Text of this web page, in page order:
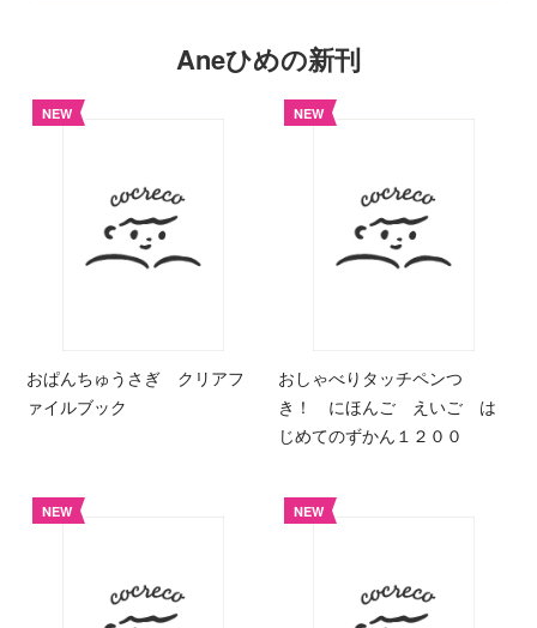
Aneひめの新刊
NEW
おぱんちゅうさぎ クリアフ
ァイルブック
NEW
おしゃべりタッチペンつ
き！ にほんご えいご は
じめてのずかん１２００
NEW NEW